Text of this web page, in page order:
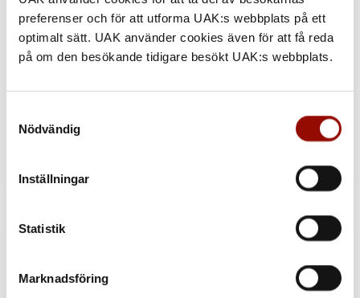
preferenser och för att utforma UAK:s webbplats på ett
optimalt sätt. UAK använder cookies även för att få reda
på om den besökande tidigare besökt UAK:s webbplats.
Nödvändig
Inställningar
Statistik
Marknadsföring
förhoppning är att de ska fortsätta glädja och inspirera såsom de
gjort under många år i Ingvar och Birgittas hem.
17 oktober 2023
Se hela samlingen »
Tillbaka till katalogen »
MER INFORMATION